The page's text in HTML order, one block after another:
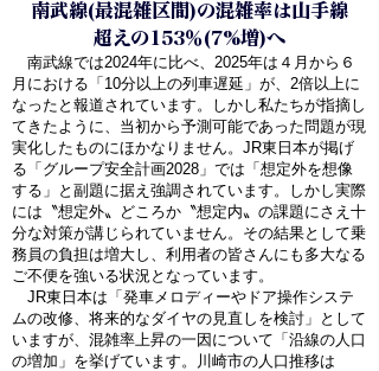
南武線(最混雑区間)の混雑率は山手線
超えの153％(7%増)へ
南武線では2024年に比べ、2025年は４月から６
月における「10分以上の列車遅延」が、2倍以上に
なったと報道されています。しかし私たちが指摘し
てきたように、当初から予測可能であった問題が現
実化したものにほかなりません。JR東日本が掲げ
る「グループ安全計画2028」では「想定外を想像
する」と副題に据え強調されています。しかし実際
には〝想定外〟どころか〝想定内〟の課題にさえ十
分な対策が講じられていません。その結果として乗
務員の負担は増大し、利用者の皆さんにも多大なる
ご不便を強いる状況となっています。
JR東日本は「発車メロディーやドア操作システ
ムの改修、将来的なダイヤの見直しを検討」として
いますが、混雑率上昇の一因について「沿線の人口
の増加」を挙げています。川崎市の人口推移は